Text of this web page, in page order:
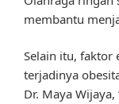
membantu
Selain itu, faktor
terjadinya
Dr. Maya